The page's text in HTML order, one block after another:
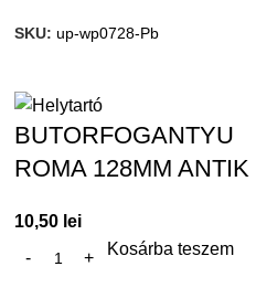
SKU: up-wp0728-Pb
BUTORFOGANTYU
ROMA 128MM ANTIK
10,50 lei
Kosárba teszem